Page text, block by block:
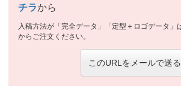
チラから
入稿方法が「完全データ」「定型＋ロゴデータ」
からご注文ください。
このURLをメールで送る